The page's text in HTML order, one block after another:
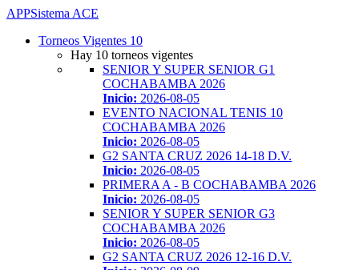
APPSistema ACE
Toggle
navigation
Torneos Vigentes 10
Hay 10 torneos vigentes
SENIOR Y SUPER SENIOR G1
COCHABAMBA 2026
Inicio: 2026-08-05
EVENTO NACIONAL TENIS 10
COCHABAMBA 2026
Inicio: 2026-08-05
G2 SANTA CRUZ 2026 14-18 D.V.
Inicio: 2026-08-05
PRIMERA A - B COCHABAMBA 2026
Inicio: 2026-08-05
SENIOR Y SUPER SENIOR G3
COCHABAMBA 2026
Inicio: 2026-08-05
G2 SANTA CRUZ 2026 12-16 D.V.